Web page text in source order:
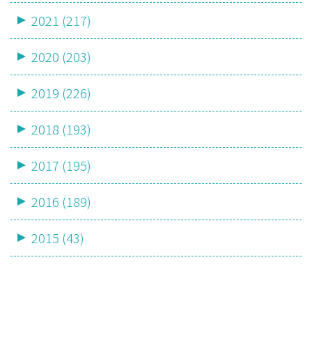
2021 (217)
2020 (203)
2019 (226)
2018 (193)
2017 (195)
2016 (189)
2015 (43)